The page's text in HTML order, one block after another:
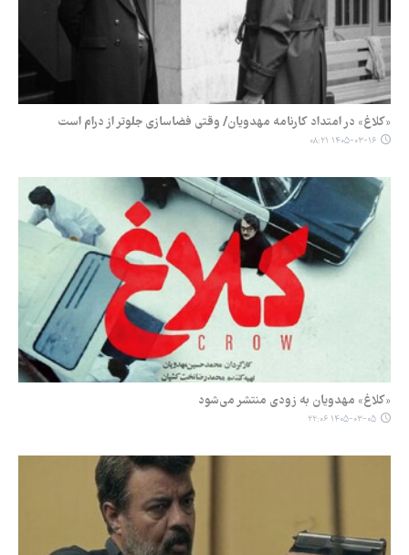
«کلاغ» در امتداد کارنامه‌ مهدویان/ وقتی فضاسازی جلوتر از درام است
۱۴۰۵-۰۳-۱۶ ۰۸:۲۱
«کلاغ» مهدویان به زودی منتشر می‌شود
۱۴۰۵-۰۳-۰۵ ۲۲:۰۶